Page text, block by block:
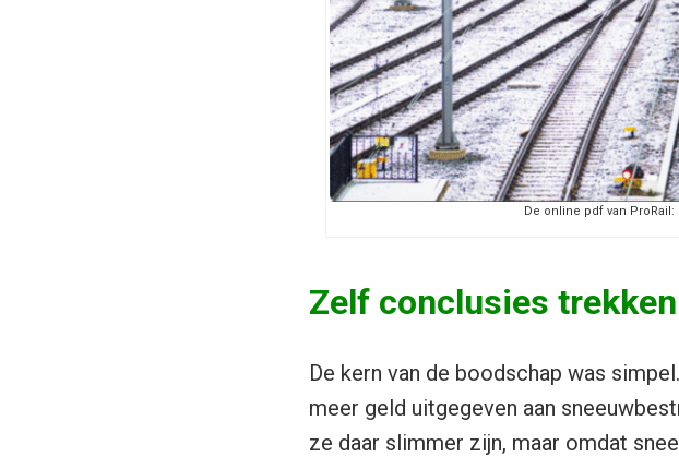
De online pdf van
Zelf conclusies trekken
De kern van de boodschap was
meer geld uitgegeven aan
ze daar slimmer zijn, maar omdat